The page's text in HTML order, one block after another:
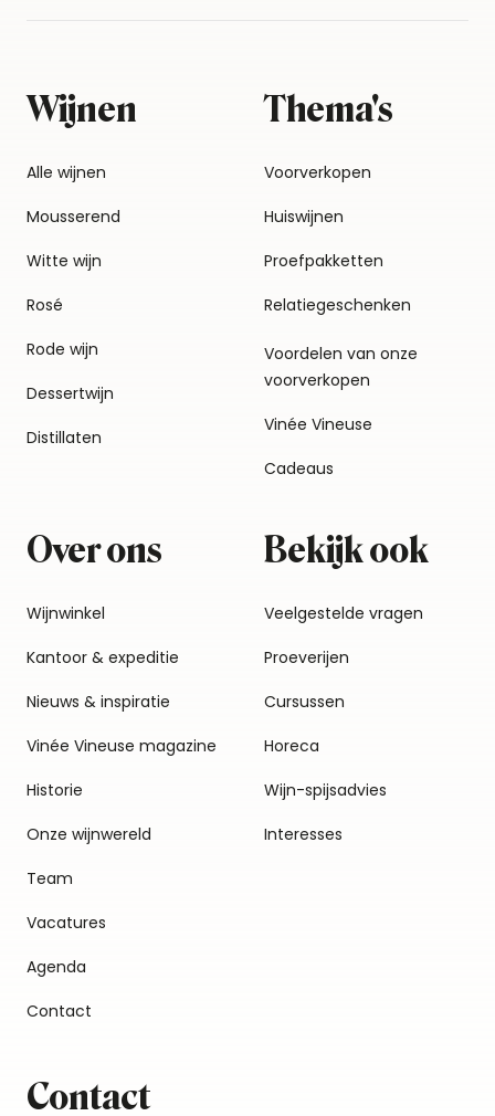
Wijnen
Alle wijnen
Mousserend
Witte wijn
Rosé
Rode wijn
Dessertwijn
Distillaten
Thema's
Voorverkopen
Huiswijnen
Proefpakketten
Relatiegeschenken
Voordelen van onze
voorverkopen
Vinée Vineuse
Cadeaus
Over ons
Wijnwinkel
Kantoor & expeditie
Nieuws & inspiratie
Vinée Vineuse magazine
Historie
Onze wijnwereld
Team
Vacatures
Agenda
Contact
Bekijk ook
Veelgestelde vragen
Proeverijen
Cursussen
Horeca
Wijn-spijsadvies
Interesses
Contact